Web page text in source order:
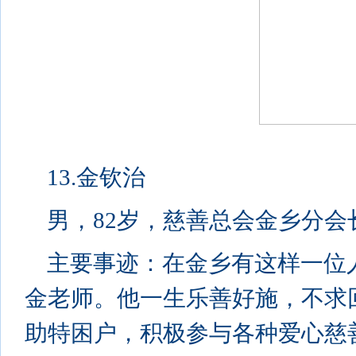
13.金钦治
男，82岁，慈善总会金乡分会
主要事迹：在金乡有这样一
金老师。他一生乐善好施，不
助特困户，积极参与各种爱心